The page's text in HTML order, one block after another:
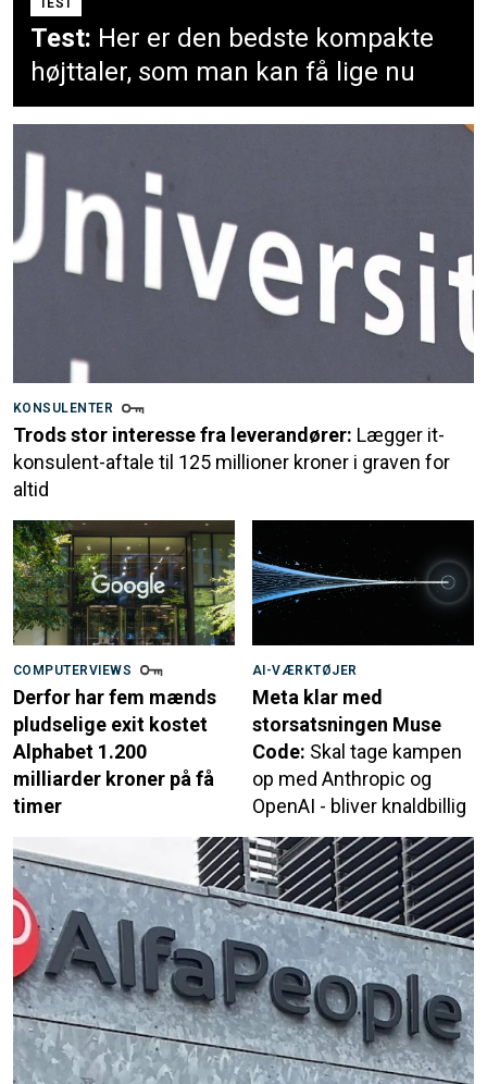
TEST
Test: Her er den bedste kompakte
højttaler, som man kan få lige nu
KONSULENTER
Trods stor interesse fra leverandører: Lægger it-
konsulent-aftale til 125 millioner kroner i graven for
altid
COMPUTERVIEWS
Derfor har fem mænds
pludselige exit kostet
Alphabet 1.200
milliarder kroner på få
timer
AI-VÆRKTØJER
Meta klar med
storsatsningen Muse
Code: Skal tage kampen
op med Anthropic og
OpenAI - bliver knaldbillig